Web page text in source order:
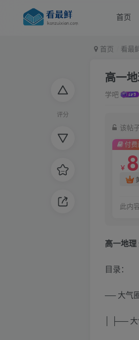
首页
评分
首页 看最
高一
学吧
该帖
付
￥
此内
高一地理
目录：
── 大气
│ ├──